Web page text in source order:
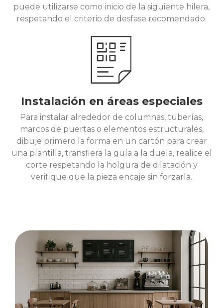
puede utilizarse como inicio de la siguiente hilera,
respetando el criterio de desfase recomendado.
Instalación en áreas especiales
Para instalar alrededor de columnas, tuberías,
marcos de puertas o elementos estructurales,
dibuje primero la forma en un cartón para crear
una plantilla, transfiera la guía a la duela, realice el
corte respetando la holgura de dilatación y
verifique que la pieza encaje sin forzarla.